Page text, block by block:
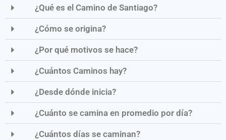
¿Qué es el Camino de Santiago?
¿Cómo se origina?
¿Por qué motivos se hace?
¿Cuántos Caminos hay?
¿Desde dónde inicia?
¿Cuánto se camina en promedio por día?
¿Cuántos días se caminan?